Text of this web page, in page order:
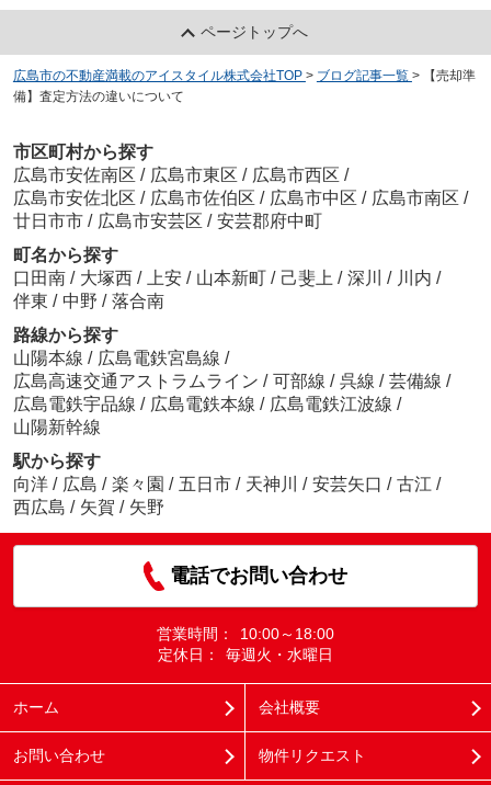
ページトップへ
広島市の不動産満載のアイスタイル株式会社TOP > ブログ記事一覧 >
【売却準
備】査定方法の違いについて
市区町村から探す
広島市安佐南区 / 広島市東区 / 広島市西区 /
広島市安佐北区 / 広島市佐伯区 / 広島市中区 / 広島市南区 /
廿日市市 / 広島市安芸区 / 安芸郡府中町
町名から探す
口田南 / 大塚西 / 上安 / 山本新町 / 己斐上 / 深川 / 川内 /
伴東 / 中野 / 落合南
路線から探す
山陽本線 / 広島電鉄宮島線 /
広島高速交通アストラムライン / 可部線 / 呉線 / 芸備線 /
広島電鉄宇品線 / 広島電鉄本線 / 広島電鉄江波線 /
山陽新幹線
駅から探す
向洋 / 広島 / 楽々園 / 五日市 / 天神川 / 安芸矢口 / 古江 /
西広島 / 矢賀 / 矢野
電話でお問い合わせ
営業時間：
10:00～18:00
定休日：
毎週火・水曜日
ホーム 会社概要
お問い合わせ 物件リクエスト